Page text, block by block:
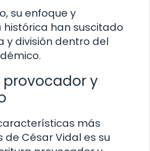
su enfoque y
han suscitado
y división dentro del
provocador y
más
César Vidal es su